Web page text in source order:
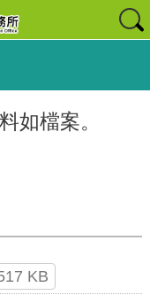
如檔案。
KB